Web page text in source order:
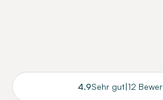
4.9Sehr gut|12